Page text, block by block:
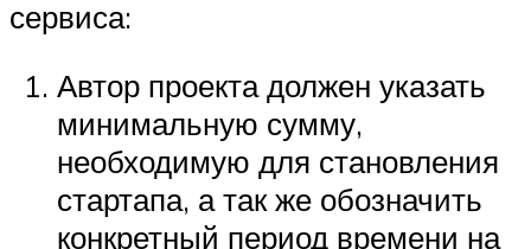
сервиса:
Автор проекта должен указать
минимальную сумму,
необходимую для становления
стартапа, а так же обозначить
конкретный период времени на